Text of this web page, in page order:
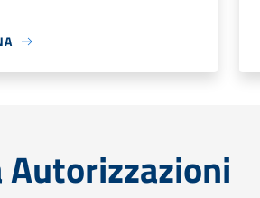
Autorizzazioni